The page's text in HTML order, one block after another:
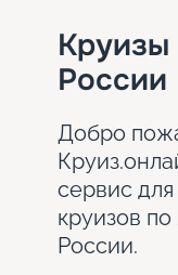
Круизы
России
Добро
сервис
круизов
России.